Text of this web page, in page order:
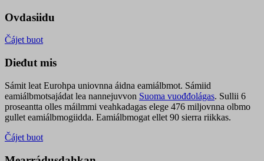
Ovdasiidu
Čájet buot
Dieđut mis
Sámit leat Eurohpa uniovnna áidna eamiálbmot. Sámiid
eamiálbmotsajádat lea nannejuvvon Suoma vuođđolágas. Sullii 6
proseantta olles máilmmi veahkadagas elege 476 miljovnna olbmo
gullet eamiálbmogiidda. Eamiálbmogat ellet 90 sierra riikkas.
Čájet buot